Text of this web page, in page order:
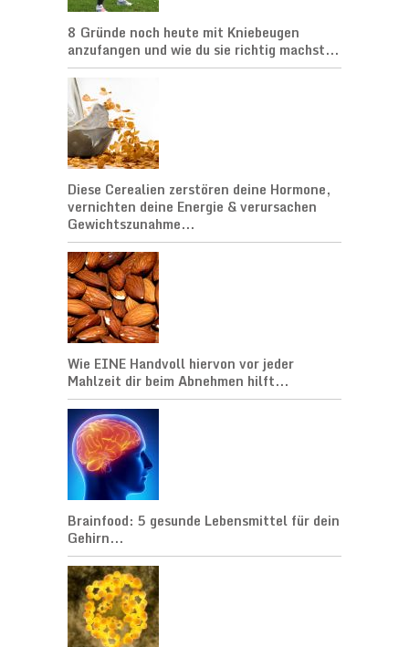
8 Gründe noch heute mit Kniebeugen
anzufangen und wie du sie richtig machst...
Diese Cerealien zerstören deine Hormone,
vernichten deine Energie & verursachen
Gewichtszunahme...
Wie EINE Handvoll hiervon vor jeder
Mahlzeit dir beim Abnehmen hilft...
Brainfood: 5 gesunde Lebensmittel für dein
Gehirn...